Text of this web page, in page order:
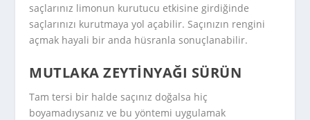
saçlarınız limonun kurutucu etkisine girdiğinde
saçlarınızı kurutmaya yol açabilir. Saçınızın rengini
açmak hayali bir anda hüsranla sonuçlanabilir.
MUTLAKA ZEYTINYAĞI SÜRÜN
Tam tersi bir halde saçınız doğalsa hiç
boyamadıysanız ve bu yöntemi uygulamak